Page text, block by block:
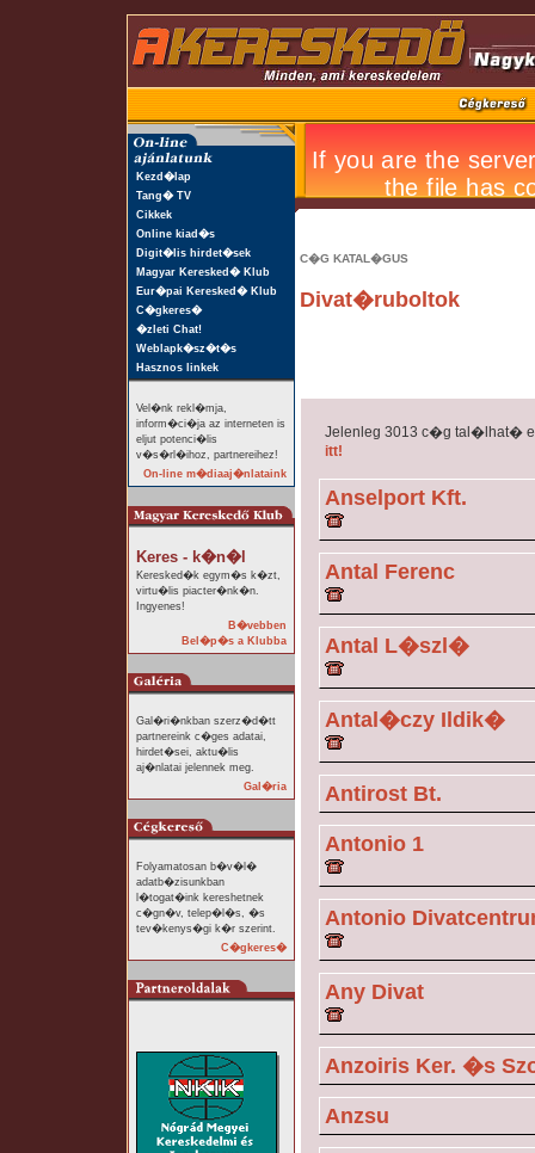
Kezd�lap
Tang� TV
Cikkek
Online kiad�s
Digit�lis hirdet�sek
Magyar Keresked� Klub
Eur�pai Keresked� Klub
C�gkeres�
�zleti Chat!
Weblapk�sz�t�s
Hasznos linkek
Vel�nk rekl�mja,
inform�ci�ja az interneten is
eljut potenci�lis
v�s�rl�ihoz, partnereihez!
On-line m�diaaj�nlataink
Keres - k�n�l
Keresked�k egym�s k�zt,
virtu�lis piacter�nk�n.
Ingyenes!
B�vebben
Bel�p�s a Klubba
Gal�ri�nkban szerz�d�tt
partnereink c�ges adatai,
hirdet�sei, aktu�lis
aj�nlatai jelennek meg.
Gal�ria
Folyamatosan b�v�l�
adatb�zisunkban
l�togat�ink kereshetnek
c�gn�v, telep�l�s, �s
tev�kenys�gi k�r szerint.
C�gkeres�
C�G KATAL�GUS
Divat�ruboltok
Jelenleg 3013 c�g tal�lhat�
itt!
Anselport Kft.
Antal Ferenc
Antal L�szl�
Antal�czy Ildik�
Antirost Bt.
Antonio 1
Antonio
Any Divat
Anzoiris Ker. �s
Anzsu